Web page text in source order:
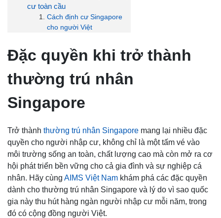
cư toàn cầu
Cách định cư Singapore
cho người Việt
Đặc quyền khi trở thành
thường trú nhân
Singapore
Trở thành thường trú nhân Singapore mang lại nhiều đặc
quyền cho người nhập cư, không chỉ là một tấm vé vào
môi trường sống an toàn, chất lượng cao mà còn mở ra cơ
hội phát triển bền vững cho cả gia đình và sự nghiệp cá
nhân. Hãy cùng AIMS Việt Nam khám phá các đặc quyền
dành cho thường trú nhân Singapore và lý do vì sao quốc
gia này thu hút hàng ngàn người nhập cư mỗi năm, trong
đó có cộng đồng người Việt.